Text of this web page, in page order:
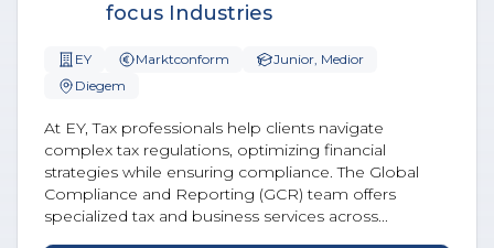
focus Industries
EY Marktconform
Junior, Medior
Diegem
At EY, Tax professionals help clients navigate
complex tax regulations, optimizing financial
strategies while ensuring compliance. The Global
Compliance and Reporting (GCR) team offers
specialized tax and business services across...